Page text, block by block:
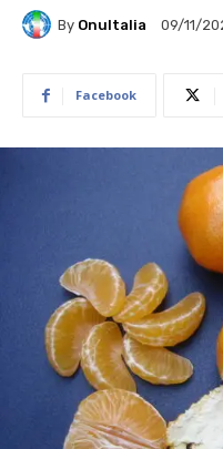
By OnuItalia 09/11/
Facebook